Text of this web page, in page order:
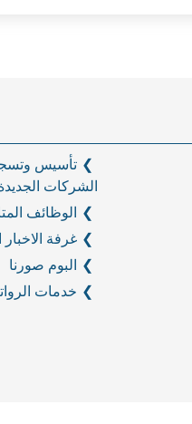
تأسيس
الشركات
الوظائف
غرفة الاخبار
البوم صورنا
خدمات